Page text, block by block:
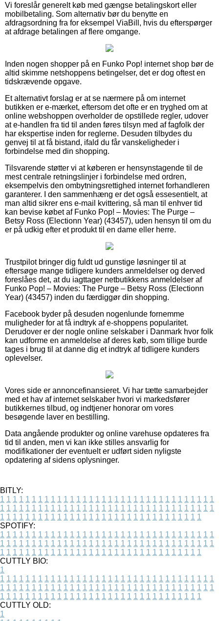
Vi foreslår generelt køb med gængse betalingskort eller
mobilbetaling. Som alternativ bør du benytte en
afdragsordning fra for eksempel ViaBill, hvis du efterspørger
at afdrage betalingen af flere omgange.
Inden nogen shopper på en Funko Pop! internet shop bør de
altid skimme netshoppens betingelser, det er dog oftest en
tidskrævende opgave.
Et alternativt forslag er at se nærmere på om internet
butikken er e-mærket, eftersom det ofte er en tryghed om at
online webshoppen overholder de opstillede regler, udover
at e-handlen fra tid til anden føres tilsyn med af fagfolk der
har ekspertise inden for reglerne. Desuden tilbydes du
genvej til at få bistand, ifald du får vanskeligheder i
forbindelse med din shopping.
Tilsvarende støtter vi at køberen er hensynstagende til de
mest centrale retningslinjer i forbindelse med ordren,
eksempelvis den ombytningsrettighed internet forhandleren
garanterer. I den sammenhæng er det også essesentielt, at
man altid sikrer ens e-mail kvittering, så man til enhver tid
kan bevise købet af Funko Pop! – Movies: The Purge –
Betsy Ross (Electionn Year) (43457), uden hensyn til om du
er på udkig efter et produkt til en dame eller herre.
Trustpilot bringer dig fuldt ud gunstige løsninger til at
eftersøge mange tidligere kunders anmeldelser og derved
foreslåes det, at du iagttager netbutikkens anmeldelser af
Funko Pop! – Movies: The Purge – Betsy Ross (Electionn
Year) (43457) inden du færdiggør din shopping.
Facebook byder på desuden nogenlunde fornemme
muligheder for at få indtryk af e-shoppens popularitet.
Derudover er der nogle online selskaber i Danmark hvor folk
kan udforme en anmeldelse af deres køb, som tillige burde
tages i brug til at danne dig et indtryk af tidligere kunders
oplevelser.
Vores side er annoncefinansieret. Vi har tætte samarbejder
med et hav af internet selskaber hvori vi markedsfører
butikkernes tilbud, og indtjener honorar om vores
besøgende laver en bestilling.
Data angående produkter og online varehuse opdateres fra
tid til anden, men vi kan ikke stilles ansvarlig for
modifikationer der eventuelt er udført siden nyligste
opdatering af sidens oplysninger.
BITLY:
1 1 1 1 1 1 1 1 1 1 1 1 1 1 1 1 1 1 1 1 1 1 1 1 1 1 1 1 1 1 1 1 1 1
1 1 1 1 1 1 1 1 1 1 1 1 1 1 1 1 1 1 1 1 1 1 1 1 1 1 1 1 1 1 1 1 1 1
1 1 1 1 1 1 1 1 1 1 1 1 1 1 1 1 1 1 1 1 1 1 1 1 1 1 1 1 1 1 1 1
SPOTIFY:
1 1 1 1 1 1 1 1 1 1 1 1 1 1 1 1 1 1 1 1 1 1 1 1 1 1 1 1 1 1 1 1 1 1
1 1 1 1 1 1 1 1 1 1 1 1 1 1 1 1 1 1 1 1 1 1 1 1 1 1 1 1 1 1 1 1 1 1
1 1 1 1 1 1 1 1 1 1 1 1 1 1 1 1 1 1 1 1 1 1 1 1 1 1 1 1 1 1 1 1
CUTTLY BIO:
1
1 1 1 1 1 1 1 1 1 1 1 1 1 1 1 1 1 1 1 1 1 1 1 1 1 1 1 1 1 1 1 1 1 1
1 1 1 1 1 1 1 1 1 1 1 1 1 1 1 1 1 1 1 1 1 1 1 1 1 1 1 1 1 1 1 1 1 1
1 1 1 1 1 1 1 1 1 1 1 1 1 1 1 1 1 1 1 1 1 1 1 1 1 1 1 1 1 1 1 1
CUTTLY OLD:
1